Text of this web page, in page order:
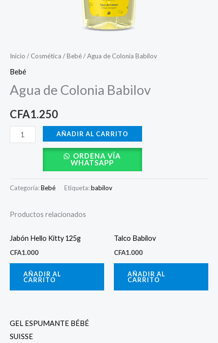
Inicio / Cosmética /Bebé/ Agua de Colonia Babilov
Bebé
Agua de Colonia Babilov
CFA1.250
AÑADIR AL CARRITO
ORDENA VÍA
WHATSAPP
Categoría:Bebé Etiqueta:babilov
Productos relacionados
Jabón Hello Kitty 125g
CFA1.000
AÑADIR AL
CARRITO
Talco Babilov
CFA1.000
AÑADIR AL
CARRITO
GEL ESPUMANTE BÉBÉ
SUISSE